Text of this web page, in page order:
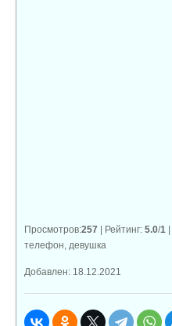
Просмотров:257 | Рейтинг: 5.0/1 |
телефон девушка
Добавлен: 18.12.2021